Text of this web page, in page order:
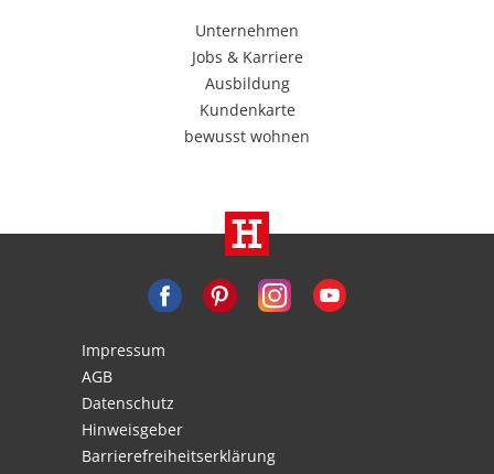
Unternehmen
Jobs & Karriere
Ausbildung
Kundenkarte
bewusst wohnen
Impressum
AGB
Datenschutz
Hinweisgeber
Barrierefreiheitserklärung